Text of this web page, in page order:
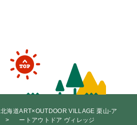
北海道ART×OUTDOOR VILLAGE 栗山-ア
ートアウトドア ヴィレッジ